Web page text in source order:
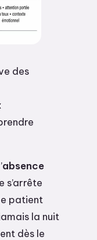
des
absence
s’arrête
patient
la nuit
dès le